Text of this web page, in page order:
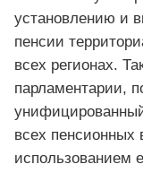
установлению и
пенсии
всех регионах.
парламентарии,
всех пенсионных
использованием